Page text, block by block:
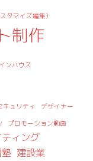
タマイズ編集）
制作
ンハウス
キュリティ デザイナー
プロモーション動画
ティング
建設業